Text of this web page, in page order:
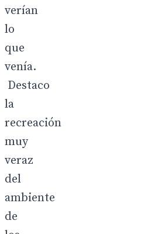
verían
lo
que
venía.
Destaco
la
recreación
muy
veraz
del
ambiente
de